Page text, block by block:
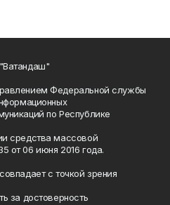
Федеральной службы
по Республике
средства массовой
от 06 июня 2016 года.
с точкой зрения
за достоверность